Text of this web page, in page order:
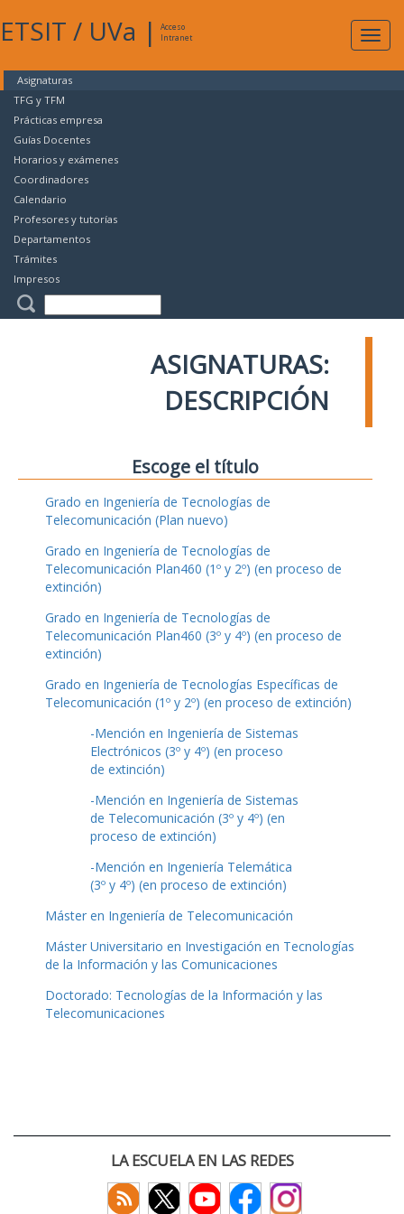
ETSIT / UVa |
Acceso
Intranet
Asignaturas
TFG y TFM
Prácticas empresa
Guías Docentes
Horarios y exámenes
Coordinadores
Calendario
Profesores y tutorías
Departamentos
Trámites
Impresos
ASIGNATURAS:
DESCRIPCIÓN
Escoge el título
Grado en Ingeniería de Tecnologías de
Telecomunicación (Plan nuevo)
Grado en Ingeniería de Tecnologías de
Telecomunicación Plan460 (1º y 2º) (en proceso de
extinción)
Grado en Ingeniería de Tecnologías de
Telecomunicación Plan460 (3º y 4º) (en proceso de
extinción)
Grado en Ingeniería de Tecnologías Específicas de
Telecomunicación (1º y 2º) (en proceso de extinción)
-Mención en Ingeniería de Sistemas
Electrónicos (3º y 4º) (en proceso
de extinción)
-Mención en Ingeniería de Sistemas
de Telecomunicación (3º y 4º) (en
proceso de extinción)
-Mención en Ingeniería Telemática
(3º y 4º) (en proceso de extinción)
Máster en Ingeniería de Telecomunicación
Máster Universitario en Investigación en Tecnologías
de la Información y las Comunicaciones
Doctorado: Tecnologías de la Información y las
Telecomunicaciones
LA ESCUELA EN LAS REDES